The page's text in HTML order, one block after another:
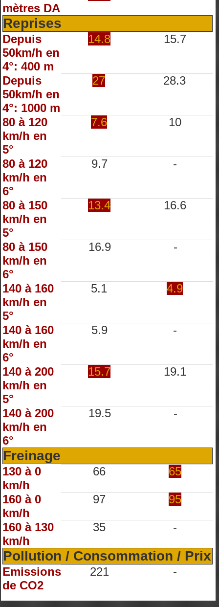
mètres DA
Reprises
Depuis
50km/h en
4°: 400 m
14.8 15.7
Depuis
50km/h en
4°: 1000 m
27 28.3
80 à 120
km/h en
5°
7.6 10
80 à 120
km/h en
6°
9.7 -
80 à 150
km/h en
5°
13.4 16.6
80 à 150
km/h en
6°
16.9 -
140 à 160
km/h en
5°
5.1 4.9
140 à 160
km/h en
6°
5.9 -
140 à 200
km/h en
5°
15.7 19.1
140 à 200
km/h en
6°
19.5 -
Freinage
130 à 0
km/h
66 65
160 à 0
km/h
97 95
160 à 130
km/h
35 -
Pollution / Consommation / Prix
Emissions
de CO2
221 -